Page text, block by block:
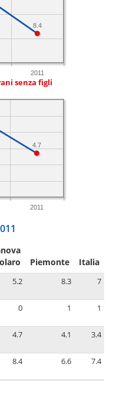
2011
8.4
senza figli
2011
4.7
Piemonte Italia
5.2 8.3 7
0 1 1
4.7 4.1 3.4
8.4 6.6 7.4